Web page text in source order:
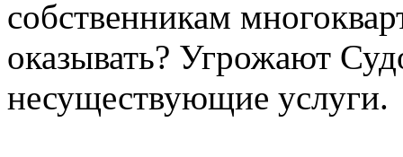
собственникам
оказывать? Угрожают
несуществующие услуги.